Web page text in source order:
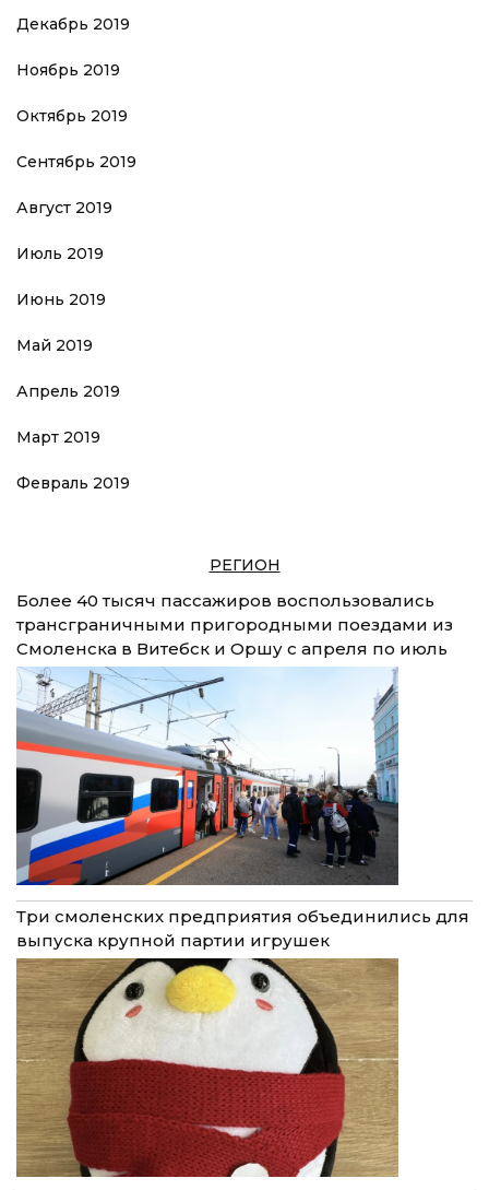
Декабрь 2019
Ноябрь 2019
Октябрь 2019
Сентябрь 2019
Август 2019
Июль 2019
Июнь 2019
Май 2019
Апрель 2019
Март 2019
Февраль 2019
РЕГИОН
Более 40 тысяч пассажиров воспользовались
трансграничными пригородными поездами из
Смоленска в Витебск и Оршу с апреля по июль
Три смоленских предприятия объединились для
выпуска крупной партии игрушек